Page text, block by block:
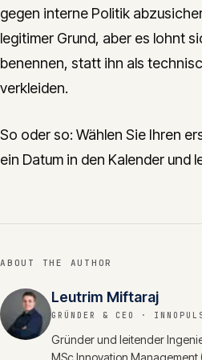
gegen interne Politik
legitimer Grund, aber es lohnt
benennen, statt ihn als
verkleiden.
So oder so: Wählen Sie Ihren
ein Datum in den Kalender und
ABOUT THE AUTHOR
Leutrim Miftaraj
GRÜNDER & CEO ·
Gründer und leitender
MSc Innovation Management